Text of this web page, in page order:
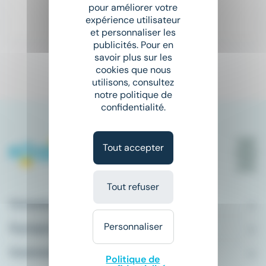
1
Conseils emploi
Comment ça marche ?
pour améliorer votre
expérience utilisateur
et personnaliser les
publicités. Pour en
savoir plus sur les
cookies que nous
utilisons, consultez
notre politique de
confidentialité.
Tout accepter
Tout refuser
Personnaliser
Politique de